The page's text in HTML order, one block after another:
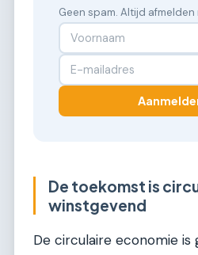
Geen spam. Altijd afmelden
De toekomst is
winstgevend
De circulaire economie is